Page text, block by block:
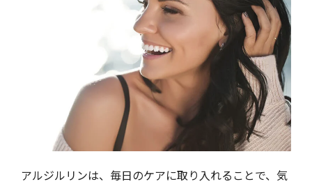
アルジルリンは、毎日のケアに取り入れることで、気